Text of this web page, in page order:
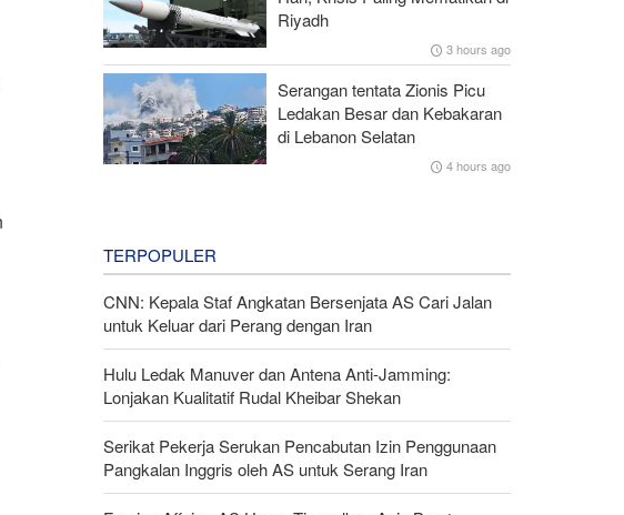
Riyadh
3 hours ago
Serangan tentata Zionis Picu
Ledakan Besar dan Kebakaran
di Lebanon Selatan
4 hours ago
TERPOPULER
CNN: Kepala Staf Angkatan Bersenjata AS Cari Jalan
untuk Keluar dari Perang dengan Iran
Hulu Ledak Manuver dan Antena Anti-Jamming:
Lonjakan Kualitatif Rudal Kheibar Shekan
Serikat Pekerja Serukan Pencabutan Izin Penggunaan
Pangkalan Inggris oleh AS untuk Serang Iran